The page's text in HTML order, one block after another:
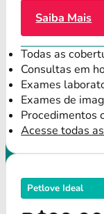
Saiba Mais
Todas as
Consultas em
Exames
Exames de
Procedimentos
Acesse todas
Petlove Ideal